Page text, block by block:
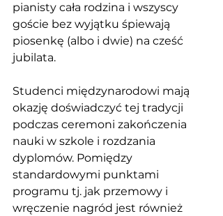
pianisty cała rodzina i wszyscy
goście bez wyjątku śpiewają
piosenkę (albo i dwie) na cześć
jubilata.
Studenci międzynarodowi mają
okazję doświadczyć tej tradycji
podczas ceremoni zakończenia
nauki w szkole i rozdzania
dyplomów. Pomiędzy
standardowymi punktami
programu tj. jak przemowy i
wręczenie nagród jest również